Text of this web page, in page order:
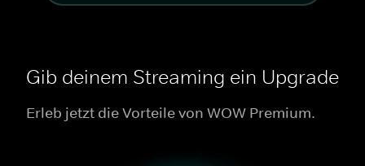
Gib deinem Streaming ein Upgrade
Erleb jetzt die Vorteile von WOW Premium.